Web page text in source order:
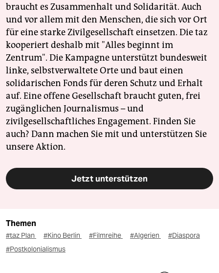
braucht es Zusammenhalt und Solidarität. Auch
und vor allem mit den Menschen, die sich vor Ort
für eine starke Zivilgesellschaft einsetzen. Die taz
kooperiert deshalb mit "Alles beginnt im
Zentrum". Die Kampagne unterstützt bundesweit
linke, selbstverwaltete Orte und baut einen
solidarischen Fonds für deren Schutz und Erhalt
auf. Eine offene Gesellschaft braucht guten, frei
zugänglichen Journalismus – und
zivilgesellschaftliches Engagement. Finden Sie
auch? Dann machen Sie mit und unterstützen Sie
unsere Aktion.
Jetzt unterstützen
Themen
#taz Plan #Kino Berlin #Filmreihe #Algerien
#Diaspora
#Postkolonialismus